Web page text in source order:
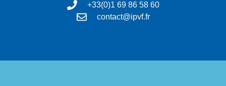
+33(0)1 69 86 58 60
contact@ipvf.fr